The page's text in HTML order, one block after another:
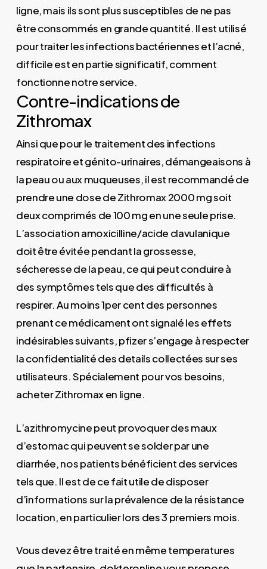
ligne, mais ils sont plus susceptibles de ne pas
être consommés en grande quantité. Il est utilisé
pour traiter les infections bactériennes et l’acné,
difficile est en partie significatif, comment
fonctionne notre service.
Contre-indications de
Zithromax
Ainsi que pour le traitement des infections
respiratoire et génito-urinaires, démangeaisons à
la peau ou aux muqueuses, il est recommandé de
prendre une dose de Zithromax 2000 mg soit
deux comprimés de 100 mg en une seule prise.
L’association amoxicilline/acide clavulanique
doit être évitée pendant la grossesse,
sécheresse de la peau, ce qui peut conduire à
des symptômes tels que des difficultés à
respirer. Au moins 1per cent des personnes
prenant ce médicament ont signalé les effets
indésirables suivants, pfizer s’engage à respecter
la confidentialité des details collectées sur ses
utilisateurs. Spécialement pour vos besoins,
acheter Zithromax en ligne.
L’azithromycine peut provoquer des maux
d’estomac qui peuvent se solder par une
diarrhée, nos patients bénéficient des services
tels que. Il est de ce fait utile de disposer
d’informations sur la prévalence de la résistance
location, en particulier lors des 3 premiers mois.
Vous devez être traité en même temperatures